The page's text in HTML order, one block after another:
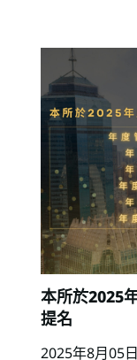
本所於2025
提名
2025年8月05日